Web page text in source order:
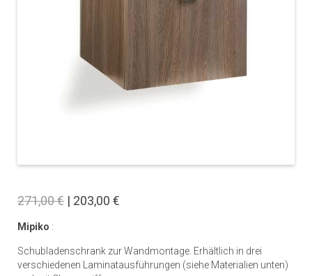
271,00 € | 203,00 €
Mipiko :
Schubladenschrank zur Wandmontage. Erhältlich in drei
verschiedenen Laminatausführungen (siehe Materialien unten)